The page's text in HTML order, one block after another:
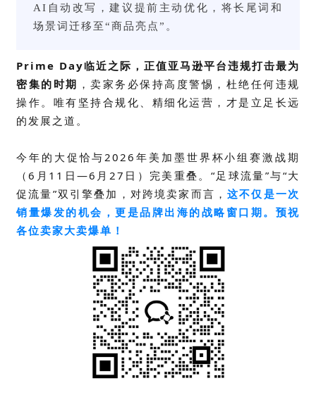
AI自动改写，建议提前主动优化，将长尾词和
场景词迁移至“商品亮点”。
Prime Day临近之际，正值亚马逊平台违规打击最为
密集的时期 ，卖家务必保持高度警惕，杜绝任何违规
操作。唯有坚持合规化、精细化运营，才是立足长远
的发展之道。
今年的大促恰与2026年美加墨世界杯小组赛激战期
（6月11日—6月27日）完美重叠。“足球流量”与“大
促流量”双引擎叠加，对跨境卖家而言，这不仅是一次
销量爆发的机会，更是品牌出海的战略窗口期。预祝
各位卖家大卖爆单！